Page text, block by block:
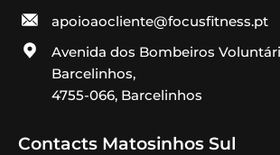
apoioaocliente@focusfitness.pt
Avenida dos Bombeiros
Barcelinhos,
4755-066, Barcelinhos
Contacts Matosinhos Sul